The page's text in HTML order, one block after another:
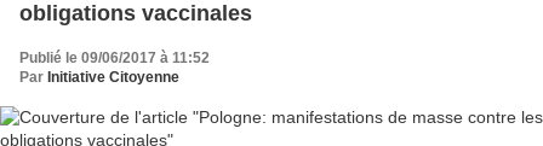
obligations vaccinales
Publié le 09/06/2017 à 11:52
Par Initiative Citoyenne